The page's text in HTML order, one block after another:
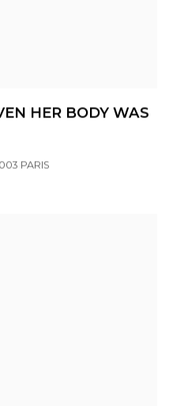
HER BODY WAS
PARIS